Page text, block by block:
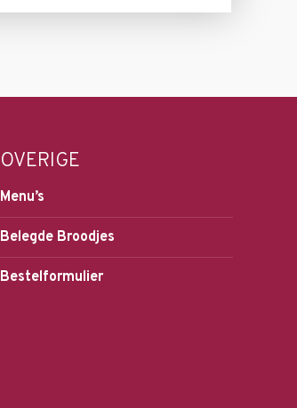
OVERIGE
Menu’s
Belegde Broodjes
Bestelformulier